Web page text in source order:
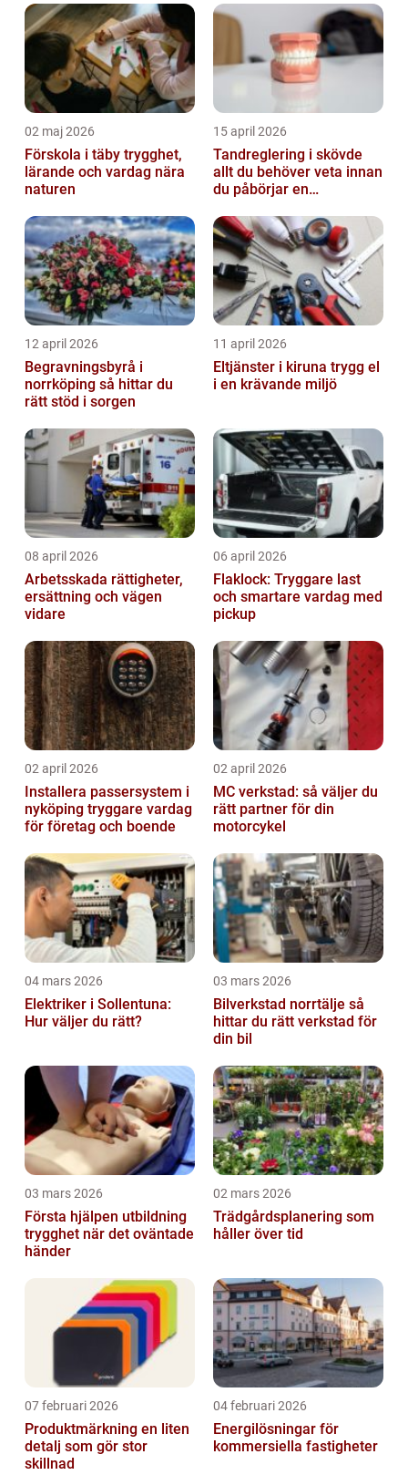
02 maj 2026
Förskola i täby trygghet,
lärande och vardag nära
naturen
15 april 2026
Tandreglering i skövde
allt du behöver veta innan
du påbörjar en
12 april 2026
Begravningsbyrå i
norrköping så hittar du
rätt stöd i sorgen
11 april 2026
Eltjänster i kiruna trygg el
i en krävande miljö
08 april 2026
Arbetsskada rättigheter,
ersättning och vägen
vidare
06 april 2026
Flaklock: Tryggare last
och smartare vardag med
pickup
02 april 2026
Installera passersystem i
nyköping tryggare vardag
för företag och boende
02 april 2026
MC verkstad: så väljer du
rätt partner för din
motorcykel
04 mars 2026
Elektriker i Sollentuna:
Hur väljer du rätt?
03 mars 2026
Bilverkstad norrtälje så
hittar du rätt verkstad för
din bil
03 mars 2026
Första hjälpen utbildning
trygghet när det oväntade
händer
02 mars 2026
Trädgårdsplanering som
håller över tid
07 februari 2026
Produktmärkning en liten
detalj som gör stor
skillnad
04 februari 2026
Energilösningar för
kommersiella fastigheter